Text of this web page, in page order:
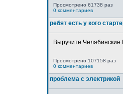
Просмотрено 61738 раз
0 комментариев
ребят есть у кого
Выручите
Просмотрено 107158 раз
0 комментариев
проблема с электрикой